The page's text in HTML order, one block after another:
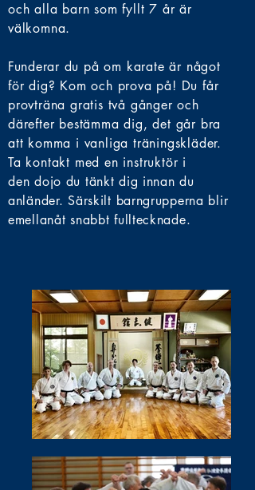
och alla barn som fyllt 7 år är
välkomna.
Funderardu på om karate är något
för dig? Kom och prova på! Du får
provträna gratis två gånger och
därefter bestämma dig, det går bra
att komma i vanliga träningskläder.
Ta kontakt med en instruktör i
dendojo du tänkt dig innan du
anländer. Särskilt barngrupperna blir
emellanåt snabbt fulltecknade.